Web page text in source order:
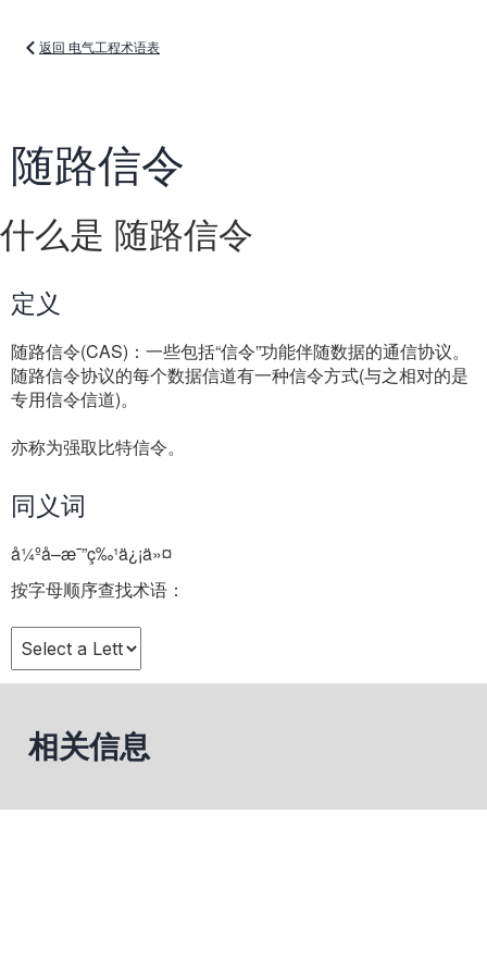
返回 电气工程术语表
随路信令
什么是 随路信令
定义
随路信令(CAS)：一些包括“信令”功能伴随数据的通信协议。
随路信令协议的每个数据信道有一种信令方式(与之相对的是
专用信令信道)。
亦称为强取比特信令。
同义词
å¼ºå–æ¯”ç‰¹ä¿¡ä»¤
按字母顺序查找术语：
相关信息